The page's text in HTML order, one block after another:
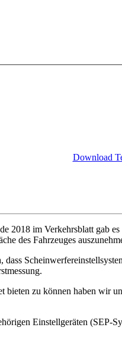
Download
im Verkehrsblatt gab
des Fahrzeuges
zu können haben wir
Einstellgeräten